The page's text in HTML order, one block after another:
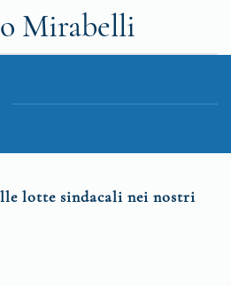
Mirabelli
lotte sindacali nei nostri